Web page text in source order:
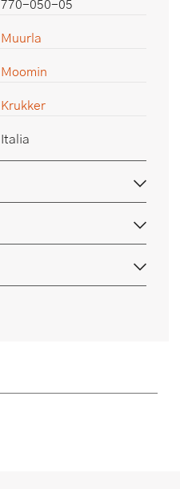
770-050-05
Muurla
Moomin
Krukker
Italia